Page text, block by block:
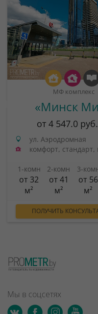
МФ комплекс
«Минск
от 4 547.0
ул. Аэродромная
комфорт,
1-комн
от 32
м²
2-комн
от 41
м²
3-
от 56
м²
ПОЛУЧИТЬ
Мы в соцсетях